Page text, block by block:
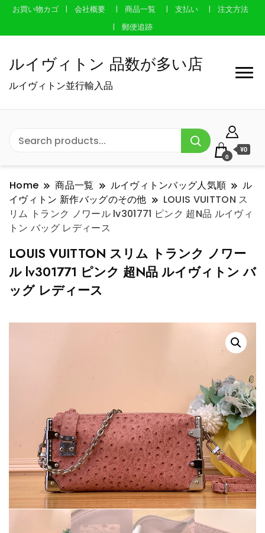
お買い物カゴ 会社概要 商品一覧 支払い
注文方法
郵便追跡
ルイヴィトン 品数が多い店
ルイヴィトン並行輸入品
0
¥0
Home 商品一覧 ルイヴィトンバッグ人気順
ル
イヴィトン 新作バッグのその他
LOUIS VUITTON ス
リム トランク ノワール lv301771 ピンク 超N品 ルイヴィ
トン バッグ レディース
LOUIS VUITTON スリム トランク ノワー
ル lv301771 ピンク 超N品 ルイヴィトン バ
ッグ レディース